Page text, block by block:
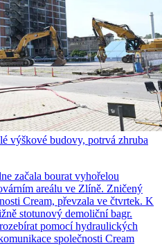
výškové budovy, potrvá zhruba
začala bourat vyhořelou
areálu ve Zlíně. Zničený
Cream, převzala ve čtvrtek. K
stotunový demoliční bagr.
pomocí hydraulických
společnosti Cream